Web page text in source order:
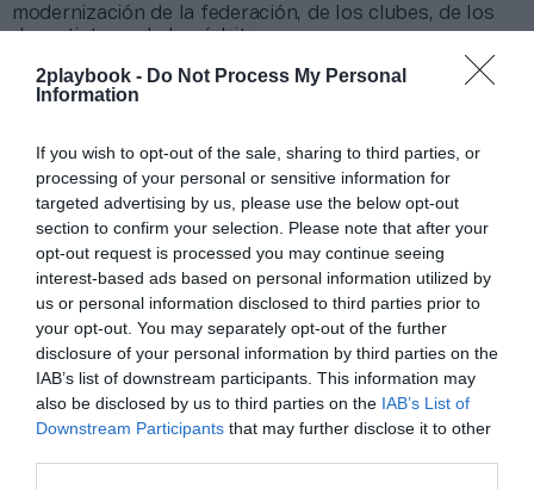
2playbook - Do Not Process My Personal
Information
If you wish to opt-out of the sale, sharing to third parties, or
processing of your personal or sensitive information for
targeted advertising by us, please use the below opt-out
section to confirm your selection. Please note that after your
opt-out request is processed you may continue seeing
interest-based ads based on personal information utilized by
us or personal information disclosed to third parties prior to
your opt-out. You may separately opt-out of the further
disclosure of your personal information by third parties on the
IAB’s list of downstream participants. This information may
also be disclosed by us to third parties on the IAB’s List of
Downstream Participants that may further disclose it to other
Índex2P
Federaciones
modernización de la federación, de los clubes, de los
deportistas y de los árbitros.
Añadir2Playbook
como fuente preferida de Google
ACTIVAR AHORA
Compartir
Imprimir